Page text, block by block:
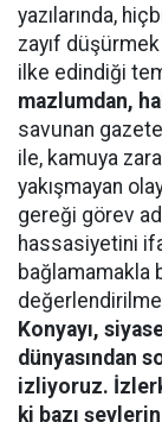
yazılarında,
zayıf
ilke edindiği
mazlumdan,
savunan
ile, kamuya
yakışmayan
gereği görev
hassasiyetini
bağlamamakla
Konyayı,
dünyasından
izliyoruz.
ki bazı